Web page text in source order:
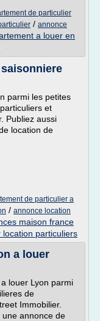
de particulier
/ annonce
a louer en
parmi les petites
et
Publiez aussi
location de
de particulier a
/ annonce location
maison france
location particuliers
a louer
louer Lyon parmi
de
Immobilier.
une annonce de